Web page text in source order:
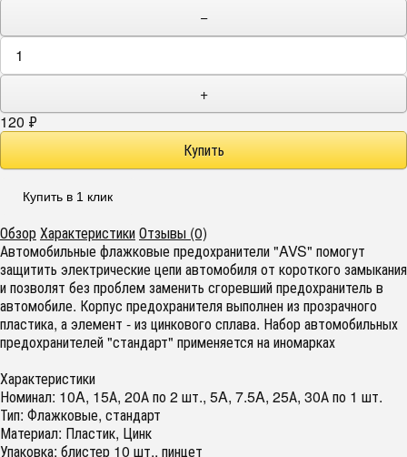
−
+
120 ₽
Купить в 1 клик
ОбзорХарактеристикиОтзывы (0)
Автомобильные флажковые предохранители "AVS" помогут
защитить электрические цепи автомобиля от короткого замыкания
и позволят без проблем заменить сгоревший предохранитель в
автомобиле. Корпус предохранителя выполнен из прозрачного
пластика, а элемент - из цинкового сплава. Набор автомобильных
предохранителей "стандарт" применяется на иномарках
Характеристики
Номинал: 10A, 15А, 20А по 2 шт., 5A, 7.5A, 25А, 30А по 1 шт.
Тип: Флажковые, стандарт
Материал: Пластик, Цинк
Упаковка: блистер 10 шт., пинцет